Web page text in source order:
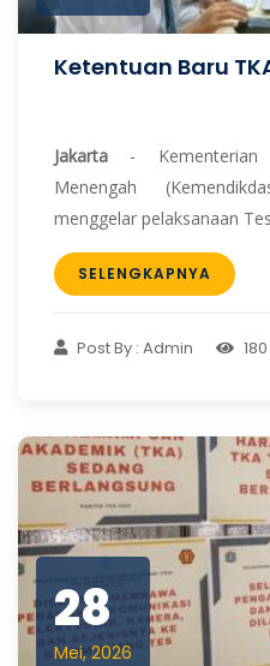
Ketentuan Baru
Jakarta - Kementerian
Menengah
menggelar pelaksanaan
SELENGKAPNYA
Post By : Admin 180
28
Mei, 2026